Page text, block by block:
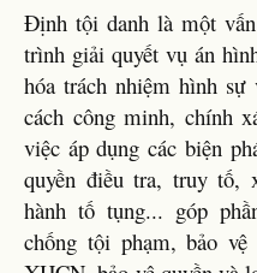
Định tội danh là một
trình giải quyết vụ án
hóa trách nhiệm hình
cách công minh, chính
việc áp dụng các biện
quyền điều tra, truy tố,
hành tố tụng... góp
chống tội phạm, bảo